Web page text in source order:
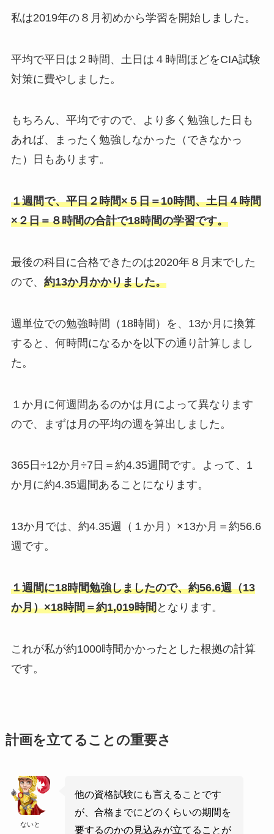
私は2019年の８月初めから学習を開始しました。
平均で平日は２時間、土日は４時間ほどをCIA試験
対策に費やしました。
もちろん、平均ですので、より多く勉強した日も
あれば、まったく勉強しなかった（できなかっ
た）日もあります。
１週間で、平日２時間×５日＝10時間、土日４時間
×２日＝８時間の合計で18時間の学習です。
最後の科目に合格できたのは2020年８月末でした
ので、 約13か月かかりました。
週単位での勉強時間（18時間）を、13か月に換算
すると、何時間になるかを以下の通り計算しまし
た。
１か月に何週間あるのかは月によって異なります
ので、まずは月の平均の週を算出しました。
365日÷12か月÷7日＝約4.35週間です。よって、1
か月に約4.35週間あることになります。
13か月では、約4.35週（１か月）×13か月＝約56.6
週です。
１週間に18時間勉強しましたので、約56.6週（13
か月）×18時間＝約1,019時間となります。
これが私が約1000時間かかったとした根拠の計算
です。
計画を立てることの重要さ
ないと
他の資格試験にも言えることです
が、合格までにどのくらいの期間を
要するのかの見込みが立てることが